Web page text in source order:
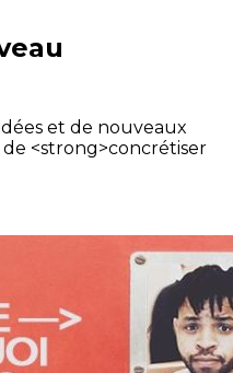
et de nouveaux
<strong>concrétiser